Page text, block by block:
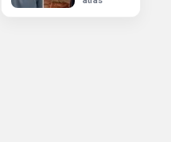
apesar